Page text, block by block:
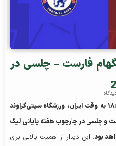
فارست – چلسی در
به وقت ایران، ورزشگاه سیتی‌گراوند
و چلسی در چارچوب هفته پایانی لیگ
بود. این دیدار از اهمیت بالایی برای